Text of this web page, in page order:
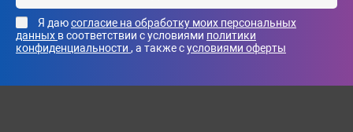
Я даюсогласие на обработку моих персональных
данных в соответствии с условиями политики
конфиденциальности , а также сусловиями оферты